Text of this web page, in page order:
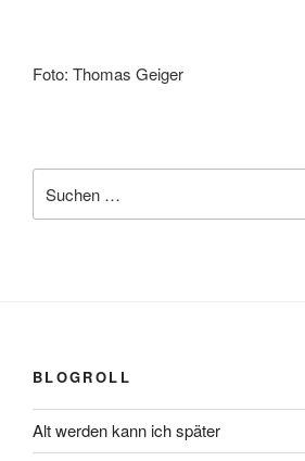
Foto: Thomas Geiger
nach:
BLOGROLL
Alt werden kann ich später